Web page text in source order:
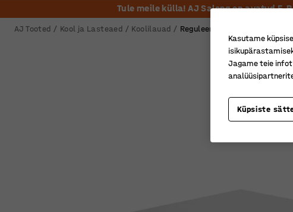
Tule meile külla! AJ Salong on avatud
AJ Tooted Kool ja Lasteaed Koolilauad Reguleeritava kõrgusega
Kasutame
Jagame teie
Küpsiste